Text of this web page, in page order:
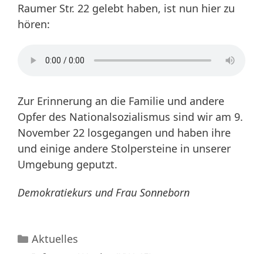
Raumer Str. 22 gelebt haben, ist nun hier zu
hören:
Zur Erinnerung an die Familie und andere
Opfer des Nationalsozialismus sind wir am 9.
November 22 losgegangen und haben ihre
und einige andere Stolpersteine in unserer
Umgebung geputzt.
Demokratiekurs und Frau Sonneborn
Kategorien
Aktuelles